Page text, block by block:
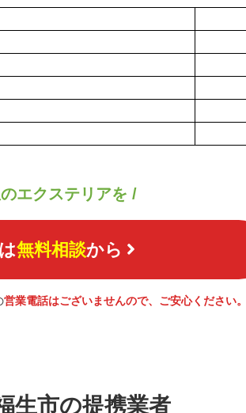
エクステリアを /
無料相談から
営業電話はございませんので、ご安心ください。
生市の提携業者